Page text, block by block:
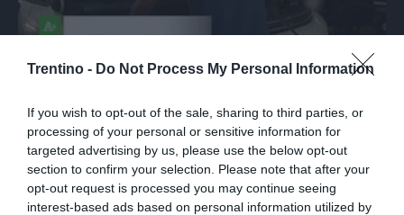
Trentino - Do Not Process My Personal Information
If you wish to opt-out of the sale, sharing to third parties, or
processing of your personal or sensitive information for
targeted advertising by us, please use the below opt-out
section to confirm your selection. Please note that after your
opt-out request is processed you may continue seeing
interest-based ads based on personal information utilized by
ITALIA
meccanici: "Acqua in gasolio e benzina"